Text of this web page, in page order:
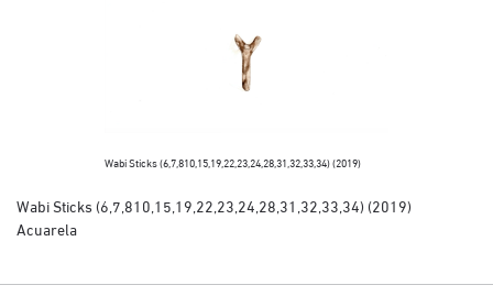
Wabi Sticks (6,7,810,15,19,22,23,24,28,31,32,33,34) (2019)
Wabi Sticks (6,7,810,15,19,22,23,24,28,31,32,33,34) (2019)
Acuarela